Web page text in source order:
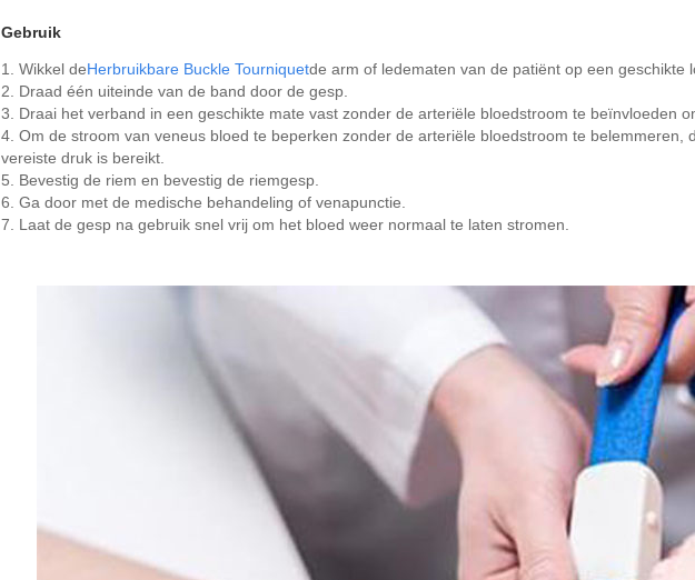
Gebruik
1. Wikkel deHerbruikbare Buckle Tourniquetde arm of ledematen van de patiënt op een geschikte
2. Draad één uiteinde van de band door de gesp.
3. Draai het verband in een geschikte mate vast zonder de arteriële bloedstroom te beïnvloeden
4. Om de stroom van veneus bloed te beperken zonder de arteriële bloedstroom te belemmeren,
vereiste druk is bereikt.
5. Bevestig de riem en bevestig de riemgesp.
6. Ga door met de medische behandeling of venapunctie.
7. Laat de gesp na gebruik snel vrij om het bloed weer normaal te laten stromen.